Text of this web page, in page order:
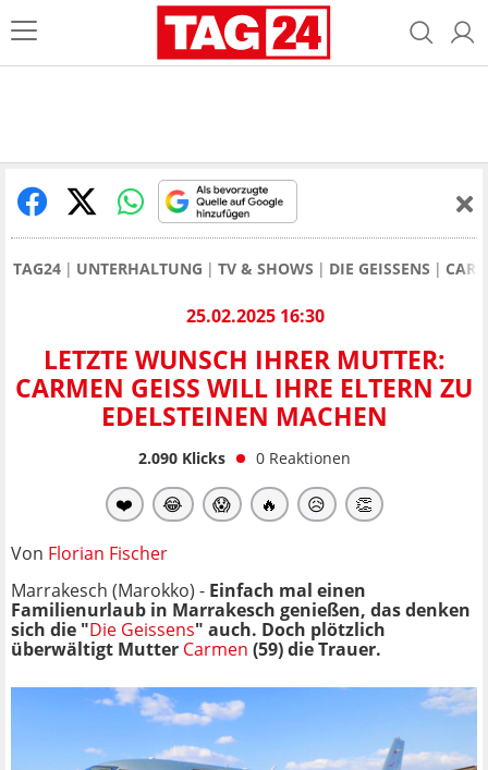
TAG24 UNTERHALTUNG TV & SHOWS DIE GEISSENS
25.02.2025 16:30
LETZTE WUNSCH IHRER MUTTER:
CARMEN GEISS WILL IHRE ELTERN ZU
EDELSTEINEN MACHEN
2.090Klicks 0 Reaktionen
❤️ 😂 😱 🔥 😥 👏
Von Florian Fischer
Marrakesch (Marokko) - Einfach mal einen
Familienurlaub in Marrakesch genießen, das denken
sich die "Die Geissens" auch. Doch plötzlich
überwältigt Mutter Carmen (59) die Trauer.